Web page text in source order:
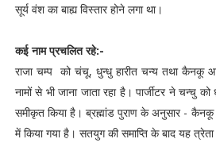
सूर्य वंश का बाह्य विस्तार होने लगा था।
कई नाम प्रचलित रहे:-
राजा चम्प को चंचू, धुन्धु हारीत चन्य तथा कैनकू
नामों से भी जाना जाता रहा है। पार्जीटर ने चन्चु
समीकृत किया है। ब्रह्मांड पुराण के अनुसार -
में किया गया है। सतयुग की समाप्ति के बाद यह